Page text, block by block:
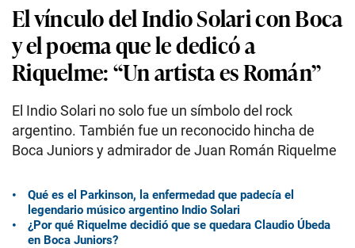
El vínculo del Indio Solari con Boca
y el poema que le dedicó a
Riquelme: “Un artista es Román”
El Indio Solari no solo fue un símbolo del rock
argentino. También fue un reconocido hincha de
Boca Juniors y admirador de Juan Román Riquelme
Qué es el Parkinson, la enfermedad que padecía el
legendario músico argentino Indio Solari
¿Por qué Riquelme decidió que se quedara Claudio Úbeda
en Boca Juniors?